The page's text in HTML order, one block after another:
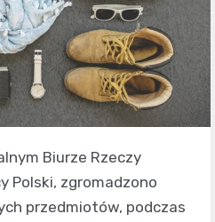
Biurze Rzeczy
Polski, zgromadzono
przedmiotów, podczas